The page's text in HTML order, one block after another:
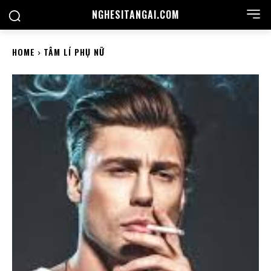
NGHESITANGAI.COM
HOME TÂM LÍ PHỤ NỮ